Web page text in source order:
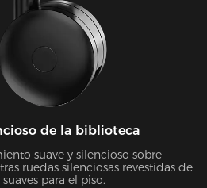
de la biblioteca
suave y silencioso sobre
ruedas silenciosas revestidas de
para el piso.